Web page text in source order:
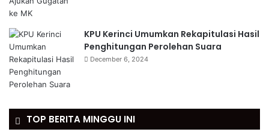
KPU Kerinci Umumkan Rekapitulasi Hasil
Penghitungan Perolehan Suara
December 6, 2024
TOP BERITA MINGGU INI